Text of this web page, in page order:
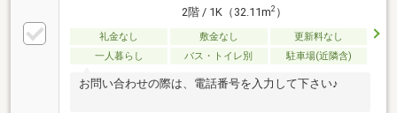
2階 / 1K（32.11m2）
礼金なし 敷金なし
更新料なし
一人暮らし
バス・トイレ別 駐車場(近隣含)
お問い合わせの際は、電話番号を入力して下さい♪